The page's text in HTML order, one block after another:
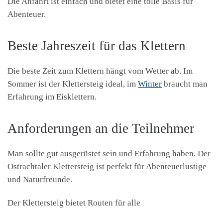
Abenteuer.
Beste Jahreszeit für das Klettern
Die beste Zeit zum Klettern hängt vom Wetter ab. Im
Sommer ist der Klettersteig ideal, im Winter braucht man
Erfahrung im Eisklettern.
Anforderungen an die Teilnehmer
Man sollte gut ausgerüstet sein und Erfahrung haben. Der
Ostrachtaler Klettersteig ist perfekt für Abenteuerlustige
und Naturfreunde.
Der Klettersteig bietet Routen für alle